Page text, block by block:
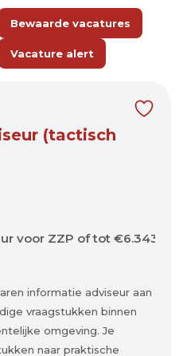
Bewaarde vacatures
Vacature alert
(tactisch
voor ZZP of tot
informatie adviseur aan
vraagstukken binnen
omgeving. Je
naar praktische